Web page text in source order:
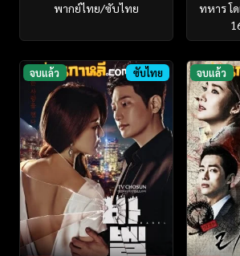
พากย์ไทย/ซับไทย
ทหาร โ
จบแล้ว ซับไทย จบแล้ว